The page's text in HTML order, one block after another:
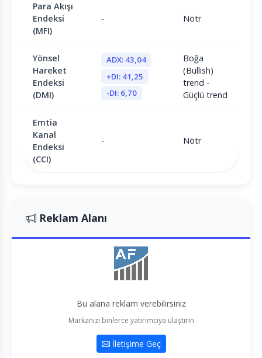
Para Akışı
Endeksi
(MFI)
- Nötr
Yönsel
Hareket
Endeksi
(DMI)
ADX: 43,04
+DI: 41,25
-DI: 6,70
Boğa
(Bullish)
trend -
Güçlü trend
Emtia
Kanal
Endeksi
(CCI)
- Nötr
Reklam Alanı
Bu alana reklam verebilirsiniz
Markanızı binlerce yatırımcıya ulaştırın
İletişime Geç